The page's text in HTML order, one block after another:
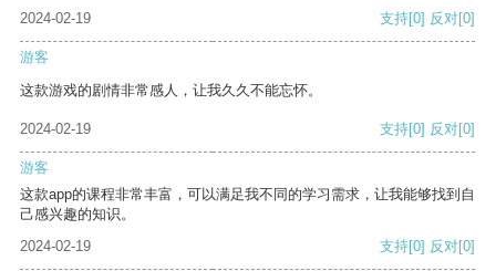
2024-02-19
支持[0] 反对[0]
游客
这款游戏的剧情非常感人，让我久久不能忘怀。
2024-02-19 支持[0] 反对[0]
游客
这款app的课程非常丰富，可以满足我不同的学习需求，让我能够找到自
己感兴趣的知识。
2024-02-19
支持[0] 反对[0]